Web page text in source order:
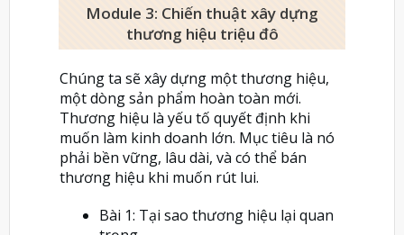
Module 3: Chiến thuật xây dựng
thương hiệu triệu đô
Chúng ta sẽ xây dựng một thương hiệu,
một dòng sản phẩm hoàn toàn mới.
Thương hiệu là yếu tố quyết định khi
muốn làm kinh doanh lớn. Mục tiêu là nó
phải bền vững, lâu dài, và có thể bán
thương hiệu khi muốn rút lui.
Bài 1: Tại sao thương hiệu lại quan